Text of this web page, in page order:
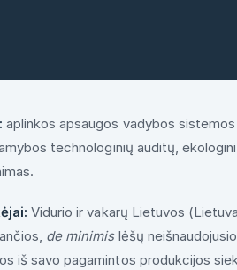
aplinkos apsaugos vadybos
technologinių auditų,
Vidurio ir vakarų Lietuvos
de minimislėšų
iš savo pagamintos produkcijos